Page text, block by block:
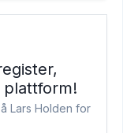
plattform!
Lars Holden for